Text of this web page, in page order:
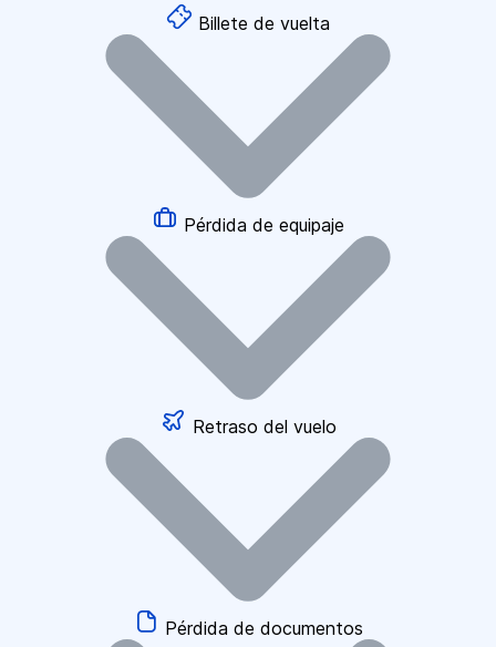
Billete de vuelta
Pérdida de equipaje
Retraso del vuelo
Pérdida de documentos